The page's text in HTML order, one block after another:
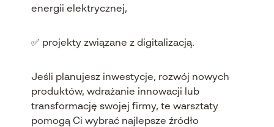
energii elektrycznej,
✅ projekty związane z digitalizacją.
Jeśli planujesz inwestycje, rozwój nowych
produktów, wdrażanie innowacji lub
transformację swojej firmy, te warsztaty
pomogą Ci wybrać najlepsze źródło